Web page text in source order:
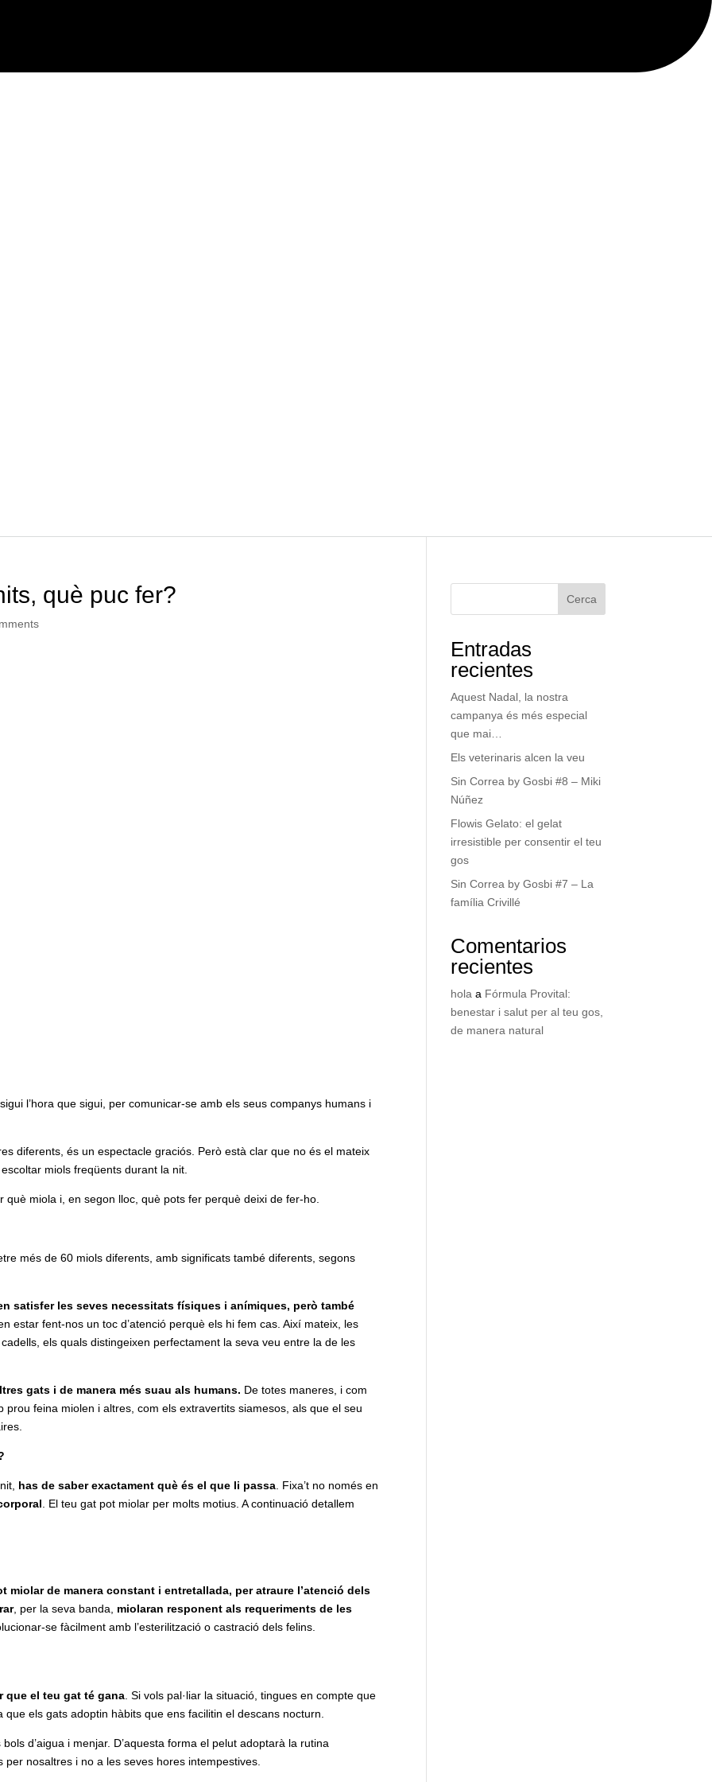
què puc fer?
l’hora que sigui, per comunicar-se amb els seus companys humans i
diferents, és un espectacle graciós. Però està clar que no és el mateix
miols freqüents durant la nit.
miola i, en segon lloc, què pots fer perquè deixi de fer-ho.
més de 60 miols diferents, amb significats també diferents, segons
satisfer les seves necessitats físiques i anímiques, però també
estar fent-nos un toc d’atenció perquè els hi fem cas. Així mateix, les
els quals distingeixen perfectament la seva veu entre la de les
gats i de manera més suau als humans. De totes maneres, i com
feina miolen i altres, com els extravertits siamesos, als que el seu
has de saber exactament què és el que li passa . Fixa’t no només en
. El teu gat pot miolar per molts motius. A continuació detallem
miolar de manera constant i entretallada, per atraure l’atenció dels
, per la seva banda, miolaran responent als requeriments de les
se fàcilment amb l’esterilització o castració dels felins.
que el teu gat té gana . Si vols pal·liar la situació, tingues en compte que
els gats adoptin hàbits que ens facilitin el descans nocturn.
d’aigua i menjar. D’aquesta forma el pelut adoptarà la rutina
nosaltres i no a les seves hores intempestives.
Cerca
Entradas
recientes
Aquest Nadal, la nostra
campanya és més especial
que mai…
Els veterinaris alcen la veu
Sin Correa by Gosbi #8 – Miki
Núñez
Flowis Gelato: el gelat
irresistible per consentir el teu
gos
Sin Correa by Gosbi #7 – La
família Crivillé
Comentarios
recientes
hola a Fórmula Provital:
benestar i salut per al teu gos,
de manera natural